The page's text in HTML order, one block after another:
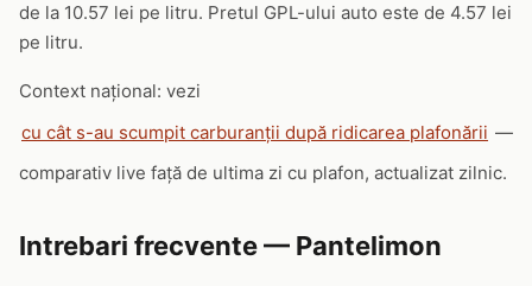
de la 10.57 lei pe litru. Pretul GPL-ului auto este de 4.57 lei
pe litru.
Context național: vezi
cu cât s-au scumpit carburanții după ridicarea plafonării —
comparativ live față de ultima zi cu plafon, actualizat zilnic.
Intrebari frecvente — Pantelimon